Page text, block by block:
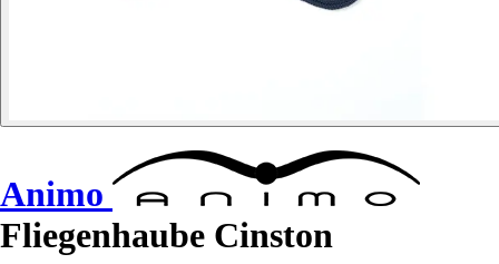
Animo
Fliegenhaube Cinston